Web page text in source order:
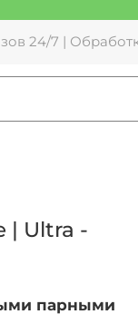
24/7 |
| Ultra -
парными